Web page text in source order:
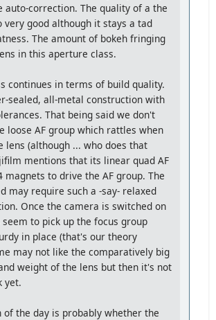
auto-correction. The quality of a the
very good although it stays a tad
The amount of bokeh fringing
in this aperture class.
continues in terms of build quality.
sealed, all-metal construction with
That being said we don't
loose AF group which rattles when
lens (although ... who does that
mentions that its linear quad AF
magnets to drive the AF group. The
may require such a -say- relaxed
Once the camera is switched on
to pick up the focus group
in place (that's our theory
may not like the comparatively big
weight of the lens but then it's not
yet.
of the day is probably whether the